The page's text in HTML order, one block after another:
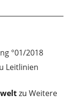
°01/2018
Leitlinien
zu Weitere